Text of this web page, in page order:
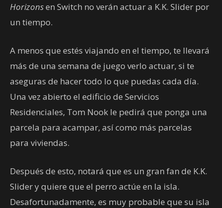
Horizonsen Switch no verán actuar a K.K. Slider por
un tiempo.
A menos que estés viajando en el tiempo, te llevará
más de una semana de juego verlo actuar, si te
aseguras de hacer todo lo que puedas cada día.
Una vez abierto el edificio de Servicios
Residenciales, Tom Nook le pedirá que ponga una
parcela para acampar, así como más parcelas
para viviendas.
Después de esto, notará que es un gran fan de K.K.
Slider y quiere que el perro actúe en la isla.
Desafortunadamente, es muy probable que su isla